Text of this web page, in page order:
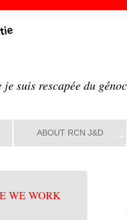
suis rescapée du
ABOUT RCN J&D
WE WORK